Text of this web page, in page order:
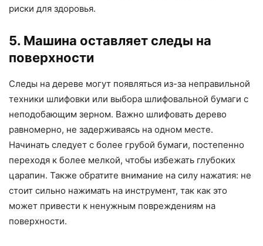
риски для здоровья.
5. Машина оставляет следы на
поверхности
Следы на дереве могут появляться из-за неправильной
техники шлифовки или выбора шлифовальной бумаги с
неподобающим зерном. Важно шлифовать дерево
равномерно, не задерживаясь на одном месте.
Начинать следует с более грубой бумаги, постепенно
переходя к более мелкой, чтобы избежать глубоких
царапин. Также обратите внимание на силу нажатия: не
стоит сильно нажимать на инструмент, так как это
может привести к ненужным повреждениям на
поверхности.